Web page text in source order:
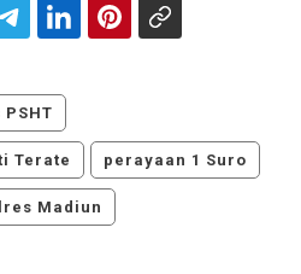
Terate perayaan 1 Suro
Madiun